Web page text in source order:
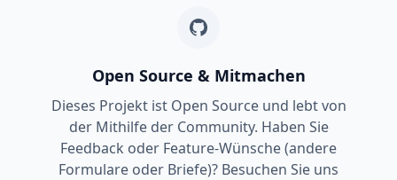
Open Source & Mitmachen
Dieses Projekt ist Open Source und lebt von
der Mithilfe der Community. Haben Sie
Feedback oder Feature-Wünsche (andere
Formulare oder Briefe)? Besuchen Sie uns